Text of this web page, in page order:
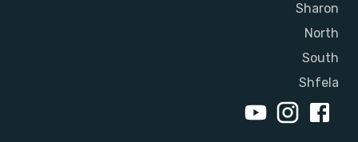
Sharon
North
South
Shfela